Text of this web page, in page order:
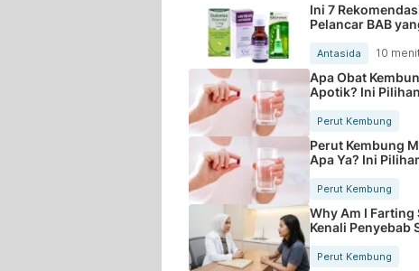
Ini 7
Pelancar BAB
Antasida 10
Apa Obat
Apotik? Ini
Perut Kembung
Perut Kembung
Apa Ya? Ini
Perut Kembung
Why Am I Farting
Kenali Penyebab
Perut Kembung